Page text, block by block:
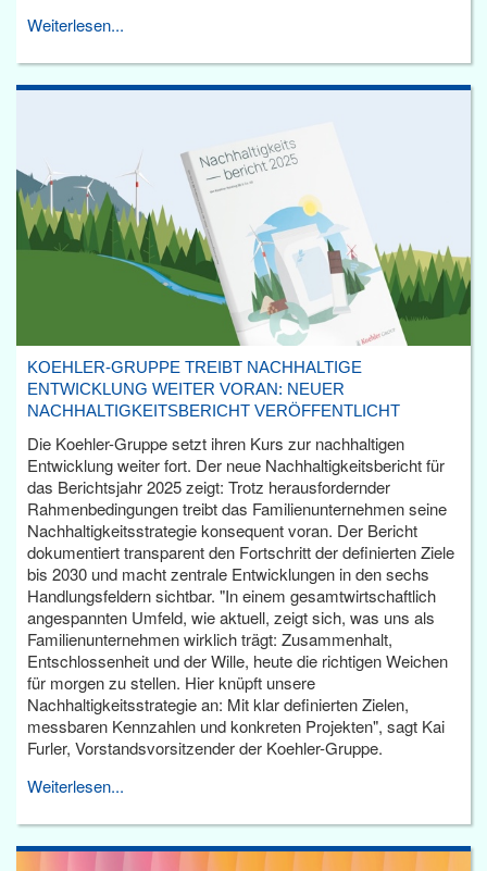
Weiterlesen...
KOEHLER-GRUPPE TREIBT NACHHALTIGE
ENTWICKLUNG WEITER VORAN: NEUER
NACHHALTIGKEITSBERICHT VERÖFFENTLICHT
Die Koehler-Gruppe setzt ihren Kurs zur nachhaltigen
Entwicklung weiter fort. Der neue Nachhaltigkeitsbericht für
das Berichtsjahr 2025 zeigt: Trotz herausfordernder
Rahmenbedingungen treibt das Familienunternehmen seine
Nachhaltigkeitsstrategie konsequent voran. Der Bericht
dokumentiert transparent den Fortschritt der definierten Ziele
bis 2030 und macht zentrale Entwicklungen in den sechs
Handlungsfeldern sichtbar. "In einem gesamtwirtschaftlich
angespannten Umfeld, wie aktuell, zeigt sich, was uns als
Familienunternehmen wirklich trägt: Zusammenhalt,
Entschlossenheit und der Wille, heute die richtigen Weichen
für morgen zu stellen. Hier knüpft unsere
Nachhaltigkeitsstrategie an: Mit klar definierten Zielen,
messbaren Kennzahlen und konkreten Projekten", sagt Kai
Furler, Vorstandsvorsitzender der Koehler-Gruppe.
Weiterlesen...